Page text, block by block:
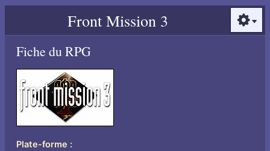
Front Mission 3 Options
Fiche du RPG
Plate-forme